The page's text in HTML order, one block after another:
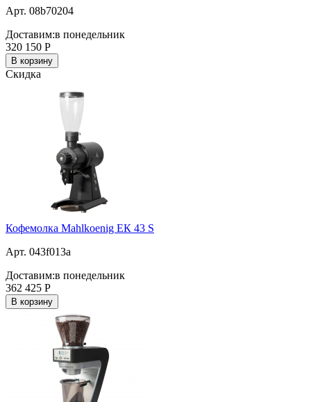
Арт. 08b70204
Доставим:в понедельник
320 150 Р
В корзину
Скидка
Кофемолка Mahlkoenig ЕК 43 S
Арт. 043f013a
Доставим:в понедельник
362 425 Р
В корзину